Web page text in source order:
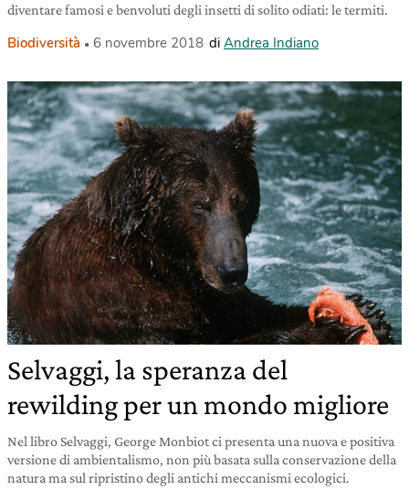
diventare famosi e benvoluti degli insetti di solito odiati: le termiti.
Biodiversità 6 novembre 2018 di Andrea Indiano
Selvaggi, la speranza del
rewilding per un mondo migliore
Nel libro Selvaggi, George Monbiot ci presenta una nuova e positiva
versione di ambientalismo, non più basata sulla conservazione della
natura ma sul ripristino degli antichi meccanismi ecologici.